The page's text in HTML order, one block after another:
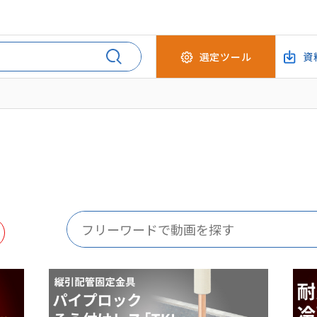
選定ツール 資